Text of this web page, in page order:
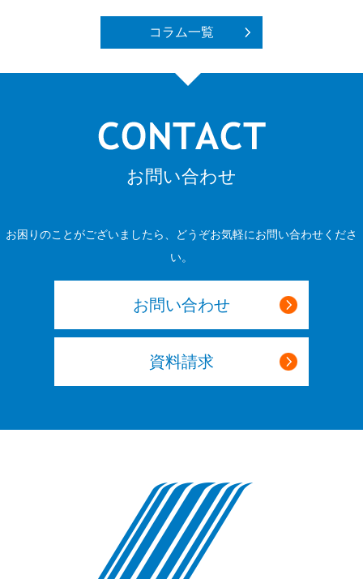
コラム一覧
お問い合わせ
お困りのことがございましたら、どうぞお気軽にお問い合わせくださ
い。
お問い合わせ
資料請求